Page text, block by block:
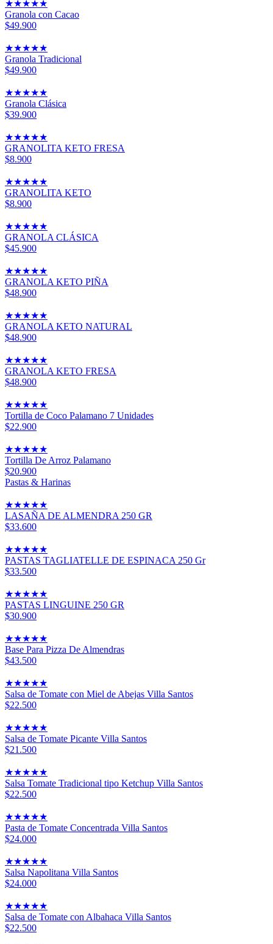
★★★★★
Granola con Cacao
$49.900
★★★★★
Granola Tradicional
$49.900
★★★★★
Granola Clásica
$39.900
★★★★★
GRANOLITA KETO FRESA
$8.900
★★★★★
GRANOLITA KETO
$8.900
★★★★★
GRANOLA CLÁSICA
$45.900
★★★★★
GRANOLA KETO PIÑA
$48.900
★★★★★
GRANOLA KETO NATURAL
$48.900
★★★★★
GRANOLA KETO FRESA
$48.900
★★★★★
Tortilla de Coco Palamano 7 Unidades
$22.900
★★★★★
Tortilla De Arroz Palamano
$20.900
Pastas & Harinas
★★★★★
LASAÑA DE ALMENDRA 250 GR
$33.600
★★★★★
PASTAS TAGLIATELLE DE ESPINACA 250 Gr
$33.500
★★★★★
PASTAS LINGUINE 250 GR
$30.900
★★★★★
Base Para Pizza De Almendras
$43.500
★★★★★
Salsa de Tomate con Miel de Abejas Villa Santos
$22.500
★★★★★
Salsa de Tomate Picante Villa Santos
$21.500
★★★★★
Salsa Tomate Tradicional tipo Ketchup Villa Santos
$22.500
★★★★★
Pasta de Tomate Concentrada Villa Santos
$24.000
★★★★★
Salsa Napolitana Villa Santos
$24.000
★★★★★
Salsa de Tomate con Albahaca Villa Santos
$22.500